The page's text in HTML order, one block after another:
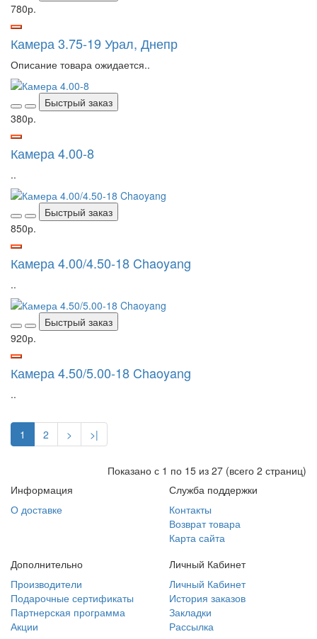
780р.
Камера 3.75-19 Урал, Днепр
Описание товара ожидается..
Быстрый заказ
380р.
Камера 4.00-8
..
Быстрый заказ
850р.
Камера 4.00/4.50-18 Chaoyang
..
Быстрый заказ
920р.
Камера 4.50/5.00-18 Chaoyang
..
1 2 > >|
Показано с 1 по 15 из 27 (всего 2 страниц)
Информация
О доставке
Служба поддержки
Контакты
Возврат товара
Карта сайта
Дополнительно
Производители
Подарочные сертификаты
Партнерская программа
Акции
Личный Кабинет
Личный Кабинет
История заказов
Закладки
Рассылка